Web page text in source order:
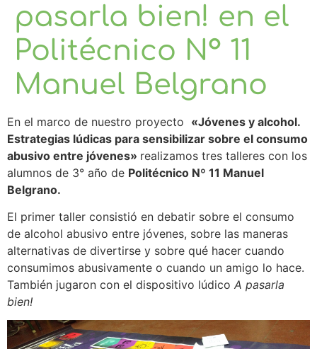
pasarla bien! en el
Politécnico N° 11
Manuel Belgrano
En el marco de nuestro proyecto «Jóvenes y alcohol.
Estrategias lúdicas para sensibilizar sobre el consumo
abusivo entre jóvenes» realizamos tres talleres con los
alumnos de 3° año de Politécnico Nº 11 Manuel
Belgrano.
El primer taller consistió en debatir sobre el consumo
de alcohol abusivo entre jóvenes, sobre las maneras
alternativas de divertirse y sobre qué hacer cuando
consumimos abusivamente o cuando un amigo lo hace.
También jugaron con el dispositivo lúdico A pasarla
bien!